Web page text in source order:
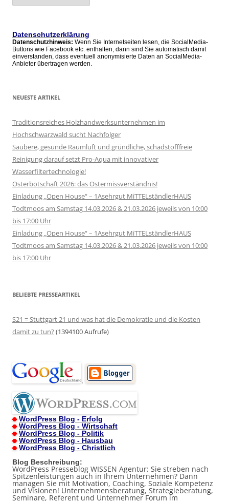
alle
Datenschutzerklärung
Datenschutzhinweis: Wenn Sie Internetseiten lesen, die SocialMedia-
Buttons wie Facebook etc. enthalten, dann sind Sie automatisch damit
einverstanden, dass eventuell anonymisierte Daten an SocialMedia-
Anbieter übertragen werden.
NEUESTE ARTIKEL
Traditionsreiches Holzhandwerksunternehmen im
Hochschwarzwald sucht Nachfolger
Saubere, gesunde Raumluft und gründliche, schadstofffreie
Reinigung darauf setzt Pro-Aqua mit innovativer
Wasserfiltertechnologie!
Osterbotschaft 2026: das Ostermissverständnis!
Einladung „Open House“ – 1Asehrgut MiTTELständlerHAUS
Todtmoos am Samstag 14.03.2026 & 21.03.2026 jeweils von 10:00
bis 17:00 Uhr
Einladung „Open House“ – 1Asehrgut MiTTELständlerHAUS
Todtmoos am Samstag 14.03.2026 & 21.03.2026 jeweils von 10:00
bis 17:00 Uhr
BELIEBTE PRESSEARTIKEL
S21 = Stuttgart 21 und was hat die Demokratie und die Kosten
damit zu tun? (1394100 Aufrufe)
.
WordPress Blog - Erfolg
WordPress Blog - Wirtschaft
WordPress Blog - Politik
WordPress Blog - Hausbau
WordPress Blog - Christlich
Blog Beschreibung:
WordPress Presseblog WISSEN Agentur: Sie streben nach
Spitzenleistungen auch in Ihrem Unternehmen? Dann
managen Sie mit Motivation, Coaching, Soziale Kompetenz
und Visionen! Unternehmensberatung, Strategieberatung,
Seminare, Referent und Unternehmer Forum im